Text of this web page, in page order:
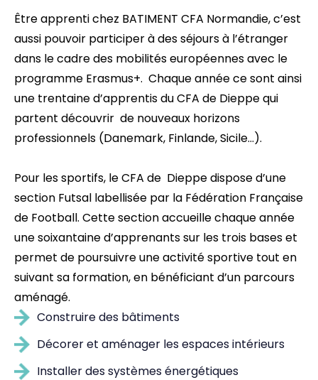
Être apprenti chez BATIMENT CFA Normandie, c’est
aussi pouvoir participer à des séjours à l’étranger
dans le cadre des mobilités européennes avec le
programme Erasmus+. Chaque année ce sont ainsi
une trentaine d’apprentis du CFA de Dieppe qui
partent découvrir de nouveaux horizons
professionnels (Danemark, Finlande, Sicile…).
Pour les sportifs, le CFA de Dieppe dispose d’une
section Futsal labellisée par la Fédération Française
de Football. Cette section accueille chaque année
une soixantaine d’apprenants sur les trois bases et
permet de poursuivre une activité sportive tout en
suivant sa formation, en bénéficiant d’un parcours
aménagé.
Construire des bâtiments
Décorer et aménager les espaces intérieurs
Installer des systèmes énergétiques